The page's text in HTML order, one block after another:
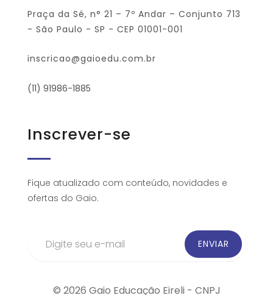
Praça da Sé, n° 21 – 7º Andar – Conjunto 713
- São Paulo - SP - CEP 01001-001
inscricao@gaioedu.com.br
(11) 91986-1885
Inscrever-se
Fique atualizado com conteúdo, novidades e
ofertas do Gaio.
© 2026 Gaio Educação Eireli - CNPJ